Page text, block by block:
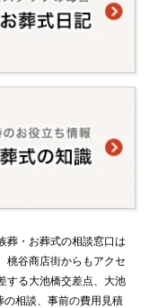
葬・お葬式の相談窓口は
桃谷商店街からもアクセ
する大池橋交差点、大池
相談、事前の費用見積